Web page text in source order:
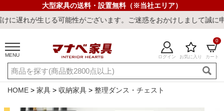
大型家具の送料・設置無料（※当社エリア）
性がございます。ご迷惑をおかけしまして誠に申し訳ございません。
MENU ログイン お気に入り カート
0
ご利用ガイド 新規会員登録
店舗一覧 閲覧履歴
HOME 家具 収納家具 整理ダンス・チェスト